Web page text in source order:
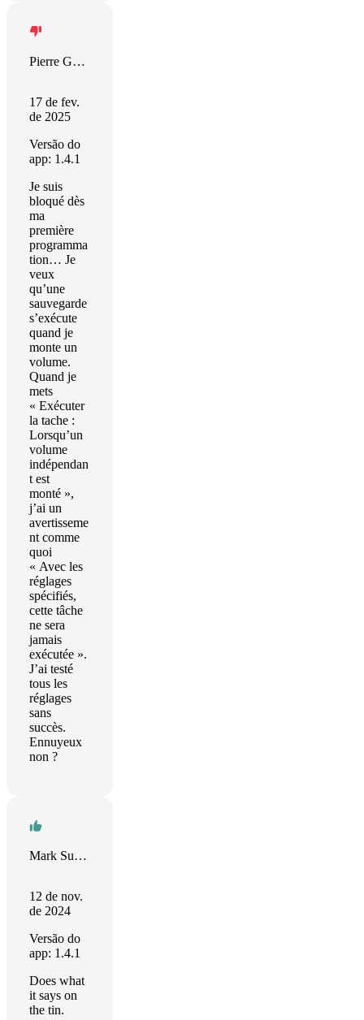
Pierre GABRIELE
17 de fev.
de 2025
Versão do
app: 1.4.1
Je suis
bloqué dès
ma
première
programma
tion… Je
veux
qu’une
sauvegarde
s’exécute
quand je
monte un
volume.
Quand je
mets
« Exécuter
la tache :
Lorsqu’un
volume
indépendan
t est
monté »,
j’ai un
avertisseme
nt comme
quoi
« Avec les
réglages
spécifiés,
cette tâche
ne sera
jamais
exécutée ».
J’ai testé
tous les
réglages
sans
succès.
Ennuyeux
non ?
Mark Sutherland
12 de nov.
de 2024
Versão do
app: 1.4.1
Does what
it says on
the tin.